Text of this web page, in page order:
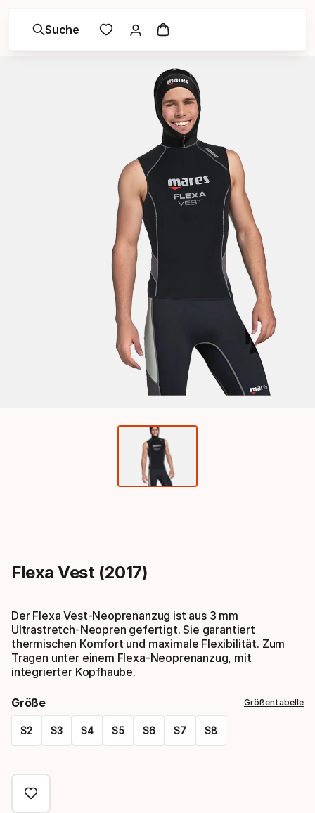
Suche
Flexa Vest (2017)
Der Flexa Vest-Neoprenanzug ist aus 3 mm
Ultrastretch-Neopren gefertigt. Sie garantiert
thermischen Komfort und maximale Flexibilität. Zum
Tragen unter einem Flexa-Neoprenanzug, mit
integrierter Kopfhaube.
Größe Größentabelle
S2 S3 S4 S5 S6 S7 S8
select
option: